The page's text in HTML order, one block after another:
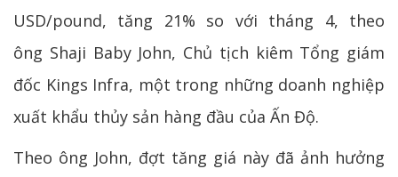
USD/pound, tăng 21% so với tháng 4, theo
ông Shaji Baby John, Chủ tịch kiêm Tổng giám
đốc Kings Infra, một trong những doanh nghiệp
xuất khẩu thủy sản hàng đầu của Ấn Độ.
Theo ông John, đợt tăng giá này đã ảnh hưởng